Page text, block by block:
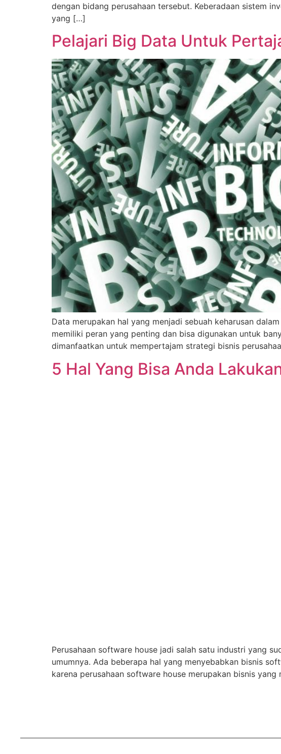
dengan bidang perusahaan tersebut. Keberadaan sistem
yang […]
Pelajari Big Data Untuk
Data merupakan hal yang menjadi sebuah keharusan
memiliki peran yang penting dan bisa digunakan untuk
dimanfaatkan untuk mempertajam strategi bisnis
5 Hal Yang Bisa Anda
Perusahaan software house jadi salah satu industri yang
umumnya. Ada beberapa hal yang menyebabkan bisnis
karena perusahaan software house merupakan bisnis